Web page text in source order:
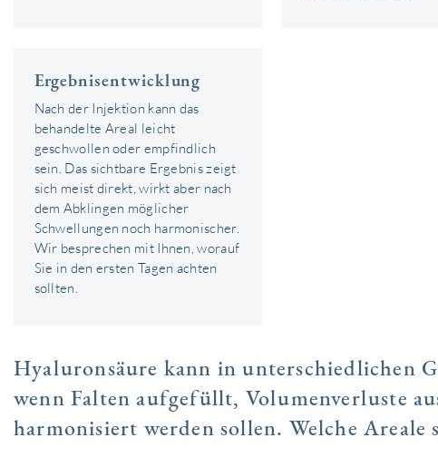
Ergebnisentwicklung
Nach der Injektion kann das
behandelte Areal leicht
geschwollen oder empfindlich
sein. Das sichtbare Ergebnis zeigt
sich meist direkt, wirkt aber nach
dem Abklingen möglicher
Schwellungen noch harmonischer.
Wir besprechen mit Ihnen, worauf
Sie in den ersten Tagen achten
sollten.
Hyaluronsäure kann in unterschiedlichen
wenn Falten aufgefüllt, Volumenverluste
harmonisiert werden sollen. Welche Areale